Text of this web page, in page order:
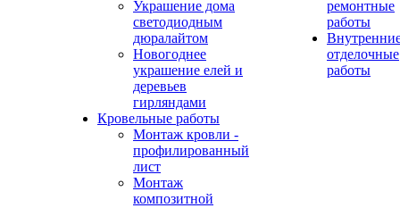
Украшение дома
светодиодным
дюралайтом
Новогоднее
украшение елей и
деревьев
гирляндами
Кровельные работы
Монтаж кровли -
профилированный
лист
Монтаж
композитной
ремонтные
работы
отделочные
работы